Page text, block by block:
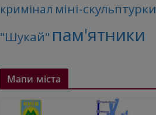
кримінал міні-скульптурки
"Шукай" пам'ятники
Мапи міста